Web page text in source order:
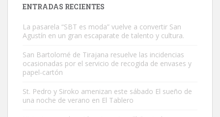
Adopción urgente
Busco adopción responsable para mi perra. Pastor alemán,
hembra, 4 años. Por motivos personales ...
ENTRADAS RECIENTES
La pasarela “SBT es moda” vuelve a convertir San
Agustín en un gran escaparate de talento y cultura.
San Bartolomé de Tirajana resuelve las incidencias
ocasionadas por el servicio de recogida de envases y
papel-cartón
St. Pedro y Siroko amenizan este sábado El sueño de
una noche de verano en El Tablero